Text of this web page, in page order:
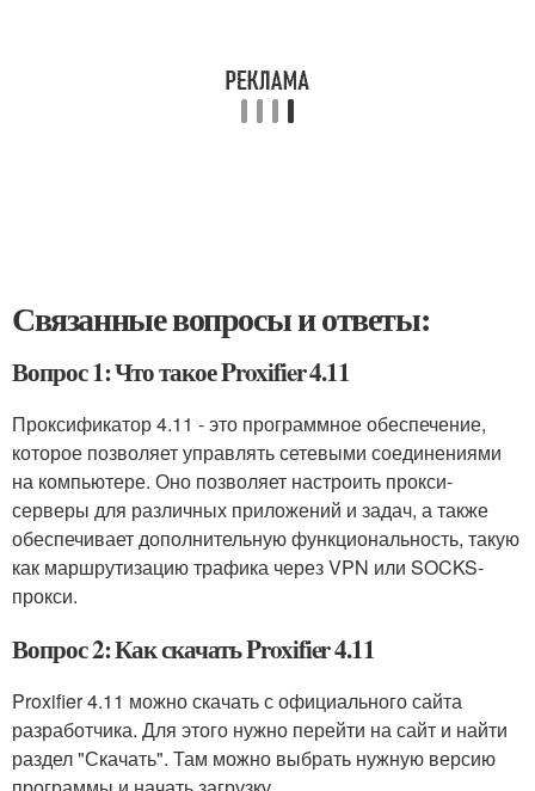
Связанные вопросы и ответы:
Вопрос 1: Что такое Proxifier 4.11
Проксификатор 4.11 - это программное обеспечение,
которое позволяет управлять сетевыми соединениями
на компьютере. Оно позволяет настроить прокси-
серверы для различных приложений и задач, а также
обеспечивает дополнительную функциональность, такую
как маршрутизацию трафика через VPN или SOCKS-
прокси.
Вопрос 2: Как скачать Proxifier 4.11
Proxifier 4.11 можно скачать с официального сайта
разработчика. Для этого нужно перейти на сайт и найти
раздел "Скачать". Там можно выбрать нужную версию